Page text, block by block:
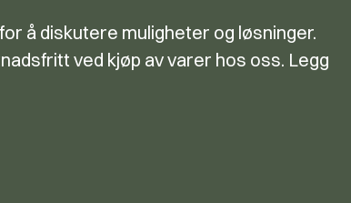
å diskutere muligheter og løsninger.
ved kjøp av varer hos oss. Legg